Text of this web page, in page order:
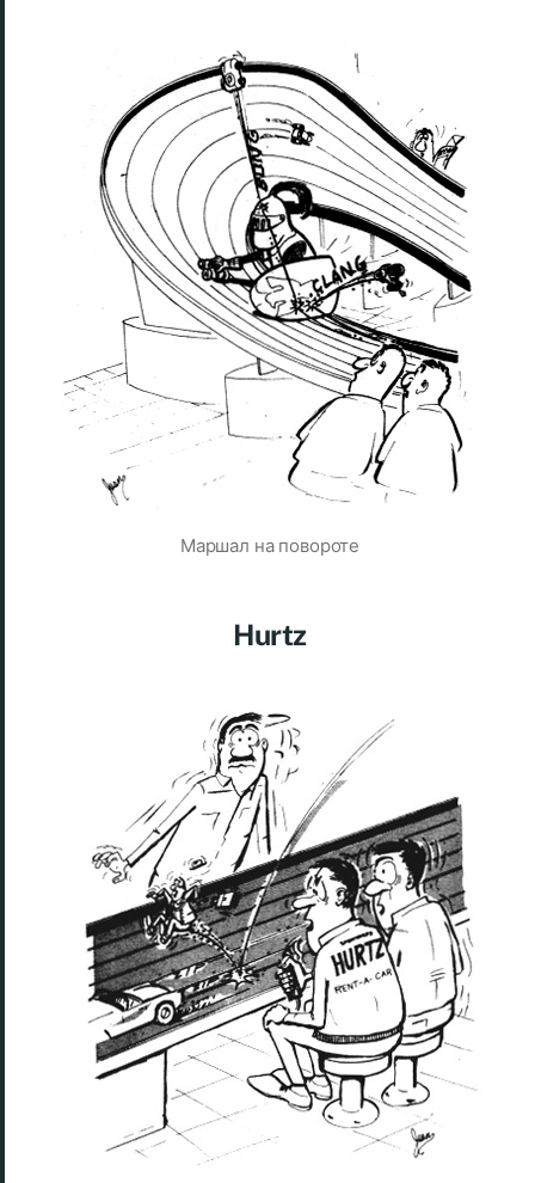
Маршал на повороте
Hurtz